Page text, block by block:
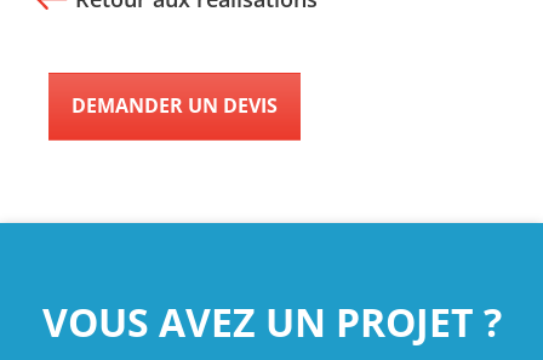
DEMANDER UN DEVIS
VOUS AVEZ UN PROJET ?